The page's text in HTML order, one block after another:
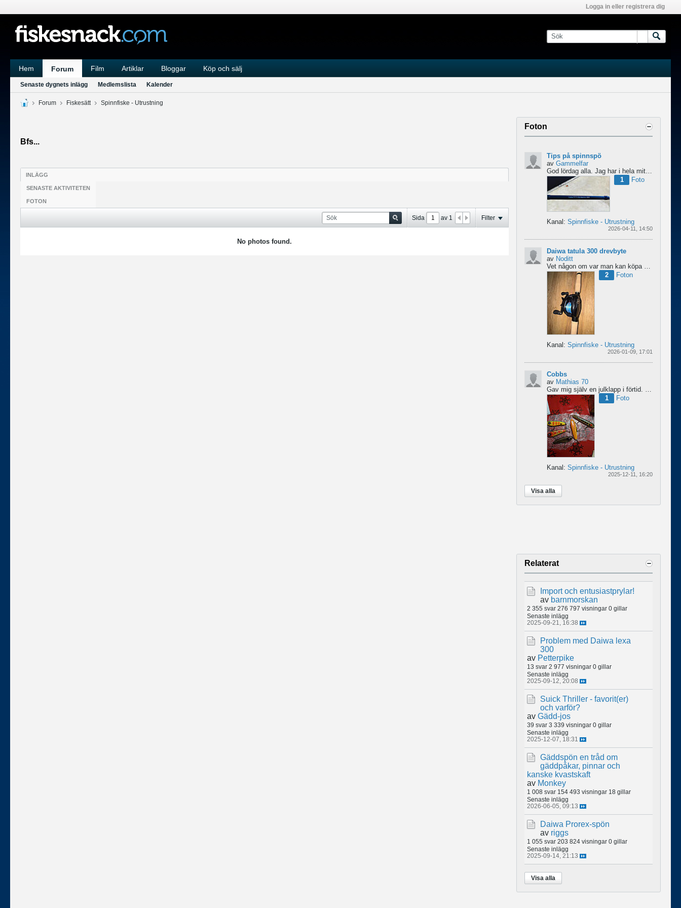
Logga in eller registrera dig
Hem Forum Film Artiklar Bloggar Köp och sälj
Senaste dygnets inlägg Medlemslista Kalender
Forum Fiskesätt Spinnfiske - Utrustning
Bfs...
INLÄGG
SENASTE AKTIVITETEN
FOTON
Sida av 1 Filter
No photos found.
Foton
Tips på spinnspö
av Gammelfar
God lördag alla. Jag har i hela mitt liv fiskat med haspel och har för något år sedan hittat min...
1
Foto
Kanal: Spinnfiske - Utrustning
2026-04-11, 14:50
Daiwa tatula 300 drevbyte
av Noditt
Vet någon om var man kan köpa drev till den rullen så den blir lågutväxlad har en japansk 8.1 det är...
2
Foton
Kanal: Spinnfiske - Utrustning
2026-01-09, 17:01
Cobbs
av Mathias 70
1
Foto
Kanal: Spinnfiske - Utrustning
2025-12-11, 16:20
Visa alla
Relaterat
Import och entusiastprylar!
av barnmorskan
2 355 svar 276 797 visningar 0 gillar
Senaste inlägg
2025-09-21, 16:38
Problem med Daiwa lexa
300
av Petterpike
13 svar 2 977 visningar 0 gillar
Senaste inlägg
2025-09-12, 20:08
Suick Thriller - favorit(er)
och varför?
av Gädd-jos
39 svar 3 339 visningar 0 gillar
Senaste inlägg
2025-12-07, 18:31
Gäddspön en tråd om
gäddpåkar, pinnar och
kanske kvastskaft
av Monkey
1 008 svar 154 493 visningar 18 gillar
Senaste inlägg
2026-06-05, 09:13
Daiwa Prorex-spön
av riggs
1 055 svar 203 824 visningar 0 gillar
Senaste inlägg
2025-09-14, 21:13
Visa alla